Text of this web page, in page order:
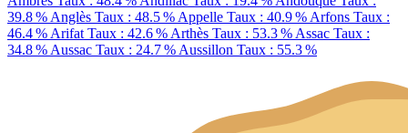
39.8 % Anglès Taux : 48.5 % Appelle Taux : 40.9 % Arfons Taux :
46.4 % Arifat Taux : 42.6 % Arthès Taux : 53.3 % Assac Taux :
34.8 % Aussac Taux : 24.7 % Aussillon Taux : 55.3 %